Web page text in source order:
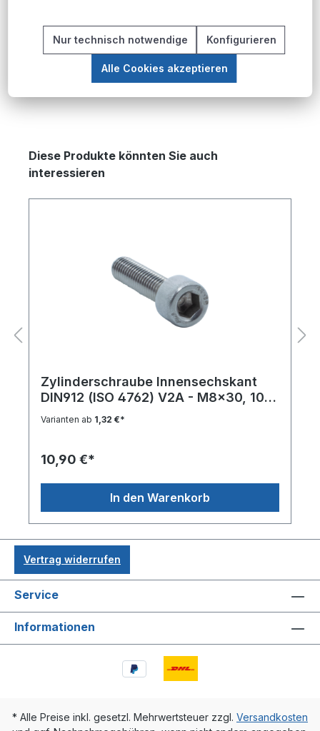
und Innensechskant nach ISO 4026 (ehemals
DIN 913) sind spezialisierte Be…
Mehr
Produktgalerie überspringen
Diese Produkte könnten Sie auch
interessieren
Zylinderschraube Innensechskant
DIN912 (ISO 4762) V2A - M8x30, 100
St.
Varianten ab 1,32 €*
10,90 €*
In den Warenkorb
Vertrag widerrufen
Service
Informationen
* Alle Preise inkl. gesetzl. Mehrwertsteuer zzgl. Versandkosten
Nur technisch notwendige Konfigurieren
Alle Cookies akzeptieren